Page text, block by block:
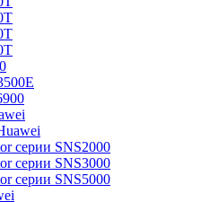
серии SNS2000
серии SNS3000
серии SNS5000